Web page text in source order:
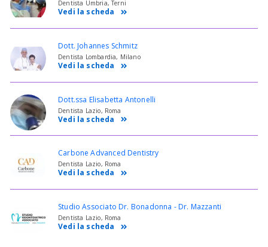
Dentista Umbria, Terni
Vedi la scheda
Dott. Johannes Schmitz
Dentista Lombardia, Milano
Vedi la scheda
Dott.ssa Elisabetta Antonelli
Dentista Lazio, Roma
Vedi la scheda
Carbone Advanced Dentistry
Dentista Lazio, Roma
Vedi la scheda
Studio Associato Dr. Bonadonna - Dr. Mazzanti
Dentista Lazio, Roma
Vedi la scheda